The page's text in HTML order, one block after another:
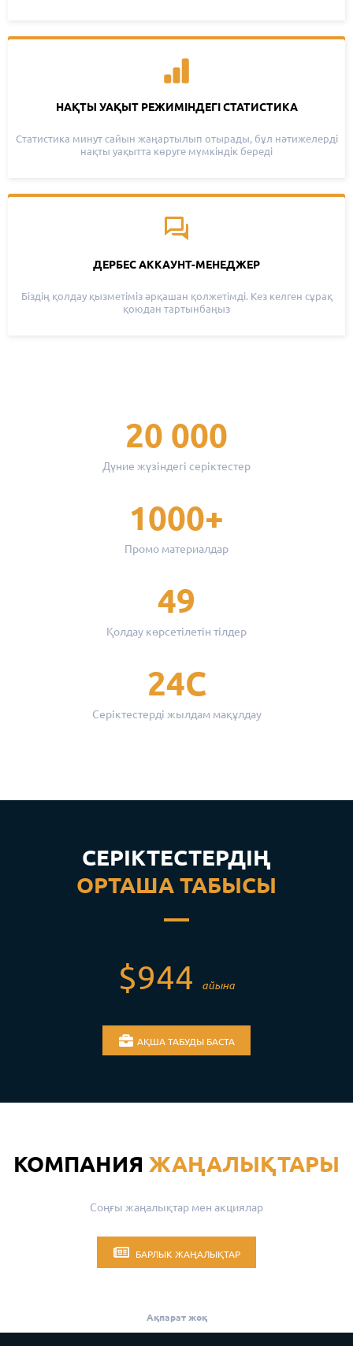
НАҚТЫ УАҚЫТ РЕЖИМІНДЕГІ СТАТИСТИКА
Статистика минут сайын жаңартылып отырады, бұл нәтижелерді
нақты уақытта көруге мүмкіндік береді
ДЕРБЕС АККАУНТ-МЕНЕДЖЕР
Біздің қолдау қызметіміз әрқашан қолжетімді. Кез келген сұрақ
қоюдан тартынбаңыз
20 000
Дүние жүзіндегі серіктестер
1000+
Промо материалдар
49
Қолдау көрсетілетін тілдер
24С
Серіктестерді жылдам мақұлдау
СЕРІКТЕСТЕРДІҢ
ОРТАША ТАБЫСЫ
$944 айына
АҚША ТАБУДЫ БАСТА
КОМПАНИЯ ЖАҢАЛЫҚТАРЫ
Соңғы жаңалықтар мен акциялар
БАРЛЫК ЖАҢАЛЫҚТАР
Ақпарат жоқ